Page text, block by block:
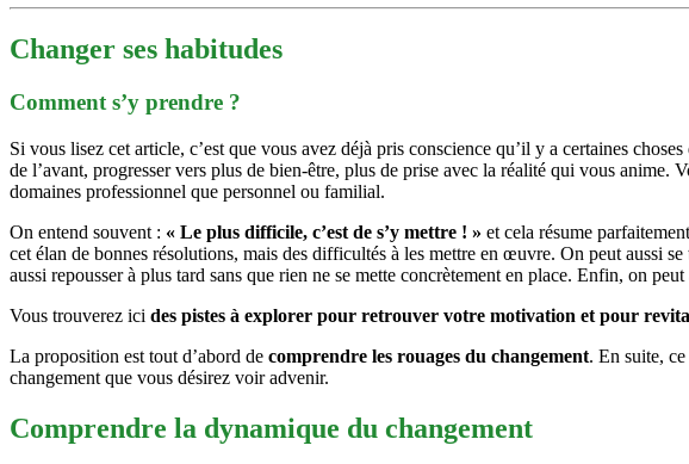
Changer ses habitudes
Comment s’y prendre ?
Si vous lisez cet article, c’est que vous avez déjà pris conscience qu’il y a certaines
de l’avant, progresser vers plus de bien-être, plus de prise avec la réalité qui vous
domaines professionnel que personnel ou familial.
On entend souvent : « Le plus difficile, c’est de s’y mettre ! » et cela résume
cet élan de bonnes résolutions, mais des difficultés à les mettre en œuvre. On peut aussi
aussi repousser à plus tard sans que rien ne se mette concrètement en place. Enfin, on
Vous trouverez ici des pistes à explorer pour retrouver votre motivation et pour
La proposition est tout d’abord de comprendre les rouages du changement. En suite, ce
changement que vous désirez voir advenir.
Comprendre la dynamique du changement